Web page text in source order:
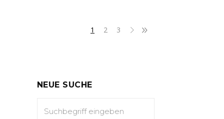
1 2 3
NEUE SUCHE